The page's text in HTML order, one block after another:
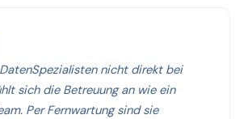
nicht direkt bei
sich die Betreuung an wie ein
Per Fernwartung sind sie